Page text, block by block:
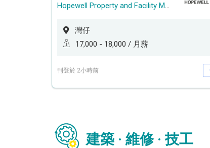
Hopewell Property and Facility Management Ltd. 合和物業及設施管理有限公司
灣仔
17,000 - 18,000 / 月薪
刊登於 2小時前
建築 · 維修 · 技工